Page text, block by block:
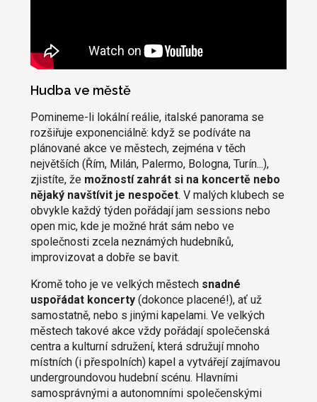
Hudba ve městě
Pomineme-li lokální reálie, italské panorama se
rozšiřuje exponenciálně: když se podíváte na
plánované akce ve městech, zejména v těch
největších (Řím, Milán, Palermo, Bologna, Turín...),
zjistíte, že možností zahrát si na koncertě nebo
nějaký navštívit je nespočet. V malých klubech se
obvykle každý týden pořádají jam sessions nebo
open mic, kde je možné hrát sám nebo ve
společnosti zcela neznámých hudebníků,
improvizovat a dobře se bavit.
Kromě toho je ve velkých městech snadné
uspořádat koncerty(dokonce placené!), ať už
samostatně, nebo s jinými kapelami. Ve velkých
městech takové akce vždy pořádají společenská
centra a kulturní sdružení, která sdružují mnoho
místních (i přespolních) kapel a vytvářejí zajímavou
undergroundovou hudební scénu. Hlavními
samosprávnými a autonomními společenskými